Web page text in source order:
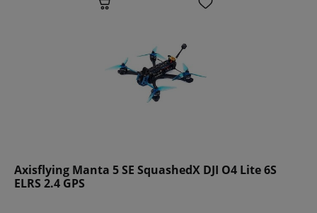
Axisflying Manta 5 SE SquashedX DJI O4 Lite 6S
ELRS 2.4 GPS